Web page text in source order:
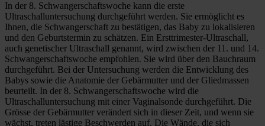
In der 8. Schwangerschaftswoche kann die erste
Ultraschalluntersuchung durchgeführt werden. Sie ermöglicht es
Ihnen, die Schwangerschaft zu bestätigen, das Baby zu lokalisieren
und den Geburtstermin zu schätzen. Ein Ersttrimester-Ultraschall,
auch genetischer Ultraschall genannt, wird zwischen der 11. und 14.
Schwangerschaftswoche empfohlen. Sie wird über den Bauchraum
durchgeführt. Bei der Untersuchung werden die Entwicklung des
Babys sowie die Anatomie der Gebärmutter und der Gliedmassen
beurteilt. In der 8. Schwangerschaftswoche wird die
Ultraschalluntersuchung mit einer Vaginalsonde durchgeführt. Die
Grösse der Gebärmutter verändert sich in dieser Zeit, und wenn sie
wächst, treten lästige Beschwerden auf. Die Wände, die sich